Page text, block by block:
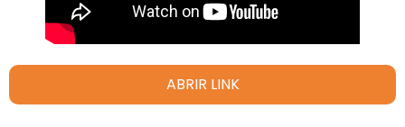
ABRIR LINK